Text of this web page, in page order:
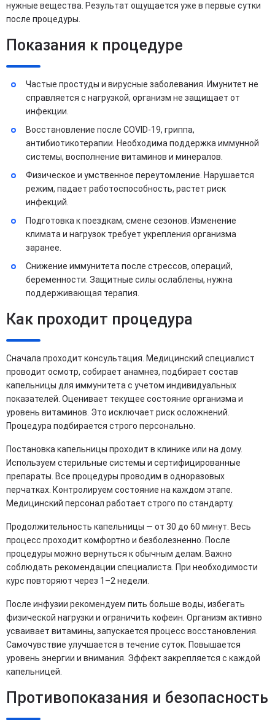
нужные вещества. Результат ощущается уже в первые сутки
после процедуры.
Показания к процедуре
Частые простуды и вирусные заболевания. Имунитет не
справляется с нагрузкой, организм не защищает от
инфекции.
Восстановление после COVID-19, гриппа,
антибиотикотерапии. Необходима поддержка иммунной
системы, восполнение витаминов и минералов.
Физическое и умственное переутомление. Нарушается
режим, падает работоспособность, растет риск
инфекций.
Подготовка к поездкам, смене сезонов. Изменение
климата и нагрузок требует укрепления организма
заранее.
Снижение иммунитета после стрессов, операций,
беременности. Защитные силы ослаблены, нужна
поддерживающая терапия.
Как проходит процедура
Сначала проходит консультация. Медицинский специалист
проводит осмотр, собирает анамнез, подбирает состав
капельницы для иммунитета с учетом индивидуальных
показателей. Оценивает текущее состояние организма и
уровень витаминов. Это исключает риск осложнений.
Процедура подбирается строго персонально.
Постановка капельницы проходит в клинике или на дому.
Используем стерильные системы и сертифицированные
препараты. Все процедуры проводим в одноразовых
перчатках. Контролируем состояние на каждом этапе.
Медицинский персонал работает строго по стандарту.
Продолжительность капельницы — от 30 до 60 минут. Весь
процесс проходит комфортно и безболезненно. После
процедуры можно вернуться к обычным делам. Важно
соблюдать рекомендации специалиста. При необходимости
курс повторяют через 1–2 недели.
После инфузии рекомендуем пить больше воды, избегать
физической нагрузки и ограничить кофеин. Организм активно
усваивает витамины, запускается процесс восстановления.
Самочувствие улучшается в течение суток. Повышается
уровень энергии и внимания. Эффект закрепляется с каждой
капельницей.
Противопоказания и безопасность